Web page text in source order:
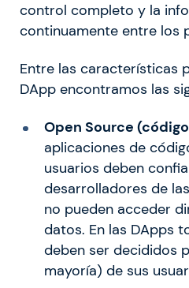
control completo y la
continuamente entre los
Entre las características
DApp encontramos las
Open Source
aplicaciones de
usuarios deben
desarrolladores de
no pueden acceder
datos. En las DApps
deben ser decididos
mayoría) de sus